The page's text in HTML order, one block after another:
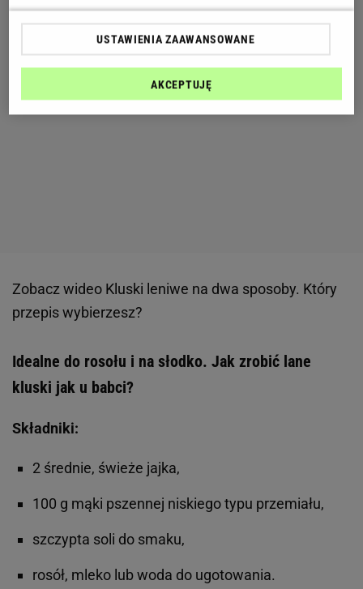
Zobacz wideo Kluski leniwe na dwa sposoby. Który
przepis wybierzesz?
Idealne do rosołu i na słodko. Jak zrobić lane
kluski jak u babci?
Składniki:
2 średnie, świeże jajka,
100 g mąki pszennej niskiego typu przemiału,
szczypta soli do smaku,
rosół, mleko lub woda do ugotowania.
USTAWIENIA ZAAWANSOWANE
AKCEPTUJĘ